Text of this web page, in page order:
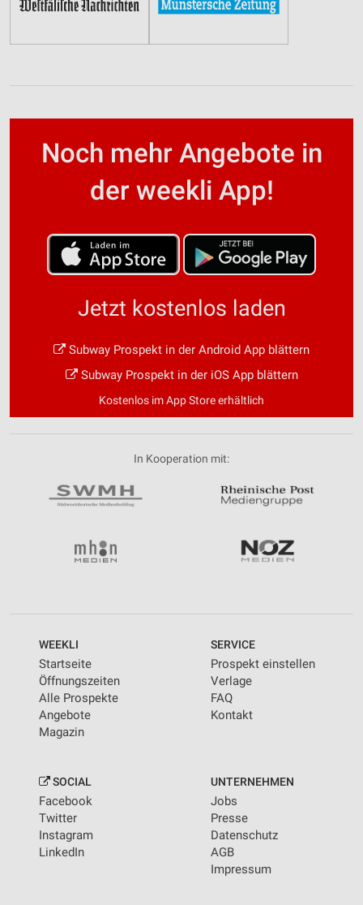
Noch mehr Angebote in
der weekli App!
Jetzt kostenlos laden
Subway Prospekt in der Android App blättern
Subway Prospekt in der iOS App blättern
Kostenlos im App Store erhältlich
In Kooperation mit:
WEEKLI
Startseite
Öffnungszeiten
Alle Prospekte
Angebote
Magazin
SERVICE
Prospekt einstellen
Verlage
FAQ
Kontakt
SOCIAL
Facebook
Twitter
Instagram
LinkedIn
UNTERNEHMEN
Jobs
Presse
Datenschutz
AGB
Impressum